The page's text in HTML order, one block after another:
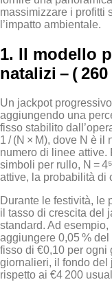
massimizzare i profitti
l’impatto ambientale.
1. Il modello
natalizi – (
Un jackpot
aggiungendo una
fisso stabilito
1 / (N × M), dove N è
numero di linee attive.
simboli per rullo, N =
attive, la probabilità di
Durante le festività, le
il tasso di crescita del
standard. Ad esempio,
aggiungere 0,05 %
fisso di €0,10 per ogni
giornalieri, il fondo del
rispetto ai €4 200